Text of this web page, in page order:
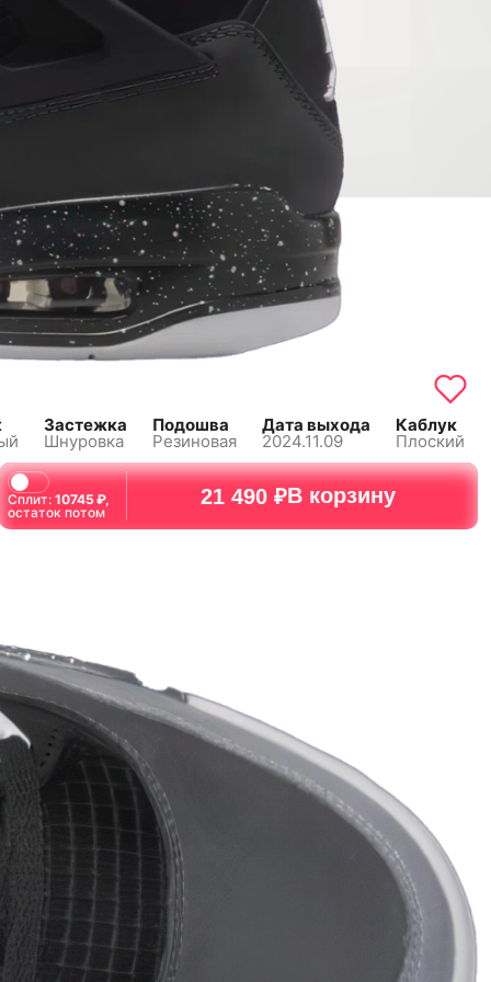
Застежка
Шнуровка
Подошва
Резиновая
Дата выхода
2024.11.09
Каблук
Плоский
Сплит:10745 ₽,
остаток потом
21 490 ₽В корзину